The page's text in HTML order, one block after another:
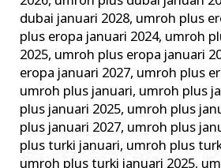
dubai januari 2028, umroh plus
plus eropa januari 2024, umroh
2025, umroh plus eropa januari
eropa januari 2027, umroh plus
umroh plus januari, umroh plus
plus januari 2025, umroh plus
plus januari 2027, umroh plus
plus turki januari, umroh plus